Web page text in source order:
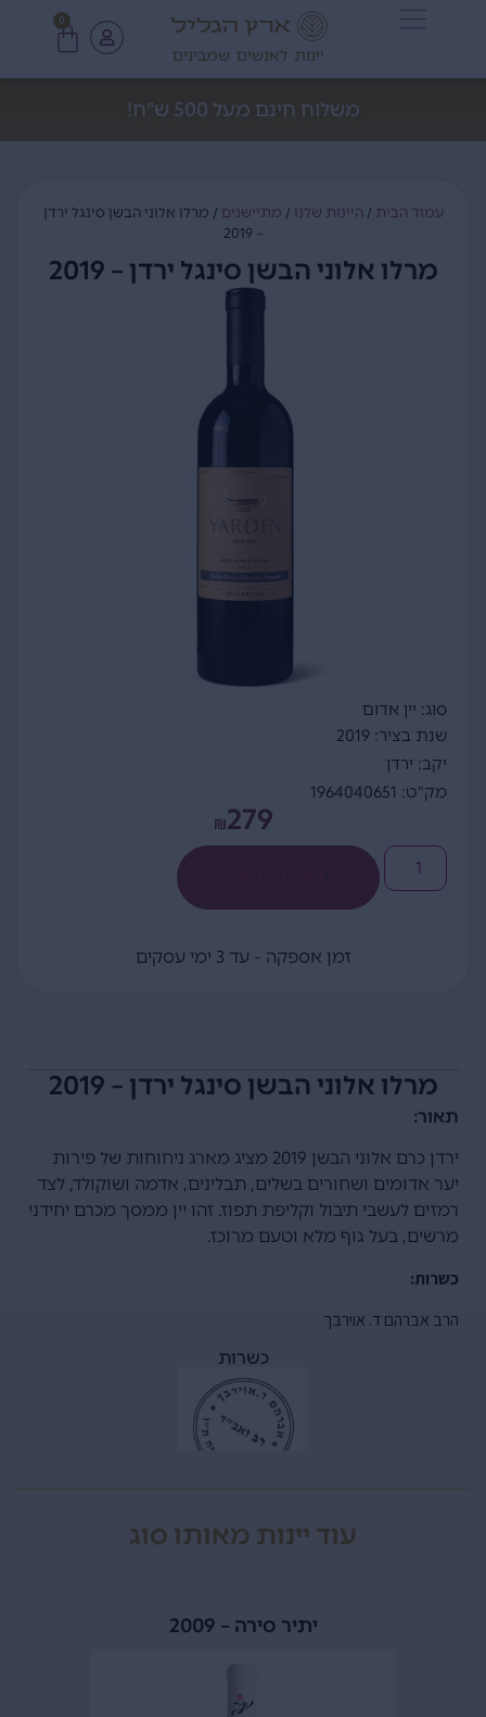
יינות לאנשים שמבינים
0
משלוח חינם מעל 500 ש"ח!
עמוד הבית / היינות שלנו / מתיישנים / מרלו אלוני הבשן סינגל ירדן
– 2019
מרלו אלוני הבשן סינגל ירדן – 2019
סוג: יין אדום
שנת בציר: 2019
יקב: ירדן
מק"ט: 1964040651
₪279
זמן אספקה - עד 3 ימי עסקים
מרלו אלוני הבשן סינגל ירדן – 2019
תאור:
ירדן כרם אלוני הבשן 2019 מציג מארג ניחוחות של פירות
יער אדומים ושחורים בשלים, תבלינים, אדמה ושוקולד, לצד
רמזים לעשבי תיבול וקליפת תפוז. זהו יין ממסך מכרם יחידני
מרשים, בעל גוף מלא וטעם מרוכז.
כשרות:
הרב אברהם ד. אוירבך
כשרות
עוד יינות מאותו סוג
יתיר סירה – 2009